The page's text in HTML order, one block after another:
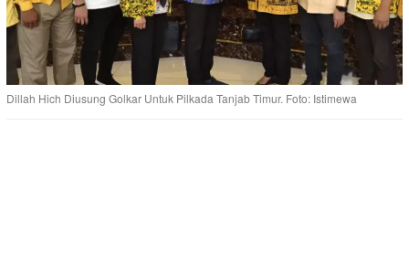
Dillah Hich Diusung Golkar Untuk Pilkada Tanjab Timur. Foto: Istimewa